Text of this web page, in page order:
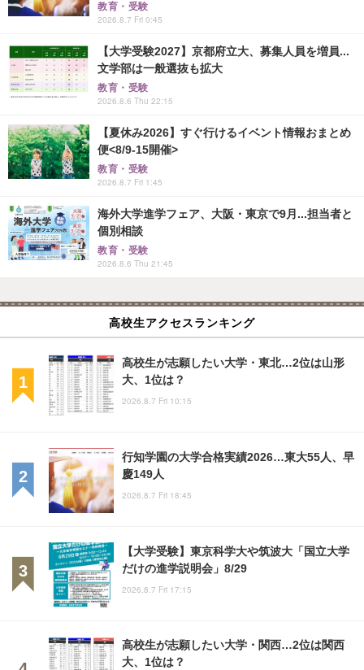
教育・受験
2026.8.7 Fri 0:45
【大学受験2027】京都府立大、募集人員を増員...
文学部は一般選抜も拡大
教育・受験
2026.8.6 Thu 22:15
【夏休み2026】すぐ行けるイベント情報おまとめ
便<8/9-15開催>
教育・受験
2026.8.7 Fri 1:45
海外大学進学フェア、大阪・東京で9月...担当者と
個別相談
教育・受験
2026.8.6 Thu 21:45
高校生アクセスランキング
高校生が志願したい大学・東北…2位は山形
大、1位は？
2026.8.7 Fri 10:15
行知学園の大学合格実績2026…東大55人、早
慶149人
2026.8.7 Fri 18:45
【大学受験】東京科学大や筑波大「国立大学
だけの進学説明会」8/29
2026.8.7 Fri 17:15
高校生が志願したい大学・関西…2位は関西
大、1位は？